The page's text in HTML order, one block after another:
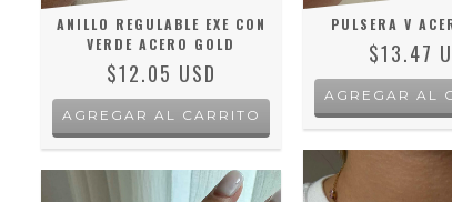
ANILLO REGULABLE EXE CON
VERDE ACERO GOLD
$12.05 USD
PULSERA V
$13.47